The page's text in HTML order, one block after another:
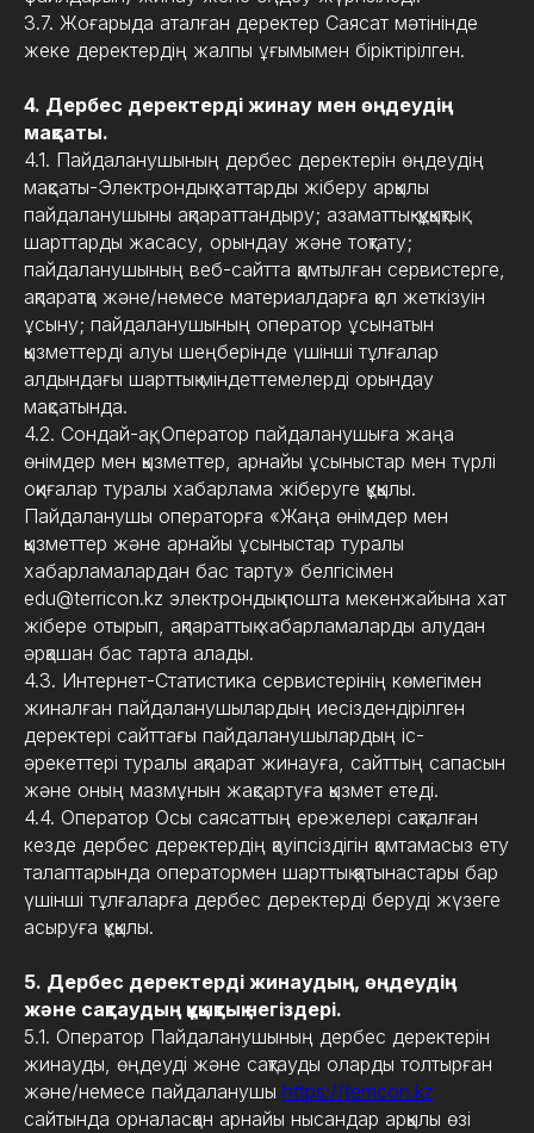
3.7. Жоғарыда аталған деректер Саясат мәтінінде
жеке деректердің жалпы ұғымымен біріктірілген.
4. Дербес деректерді жинау мен өңдеудің
мақсаты.
4.1. Пайдаланушының дербес деректерін өңдеудің
мақсаты-Электрондық хаттарды жіберу арқылы
пайдаланушыны ақпараттандыру; азаматтық-құқықтық
шарттарды жасасу, орындау және тоқтату;
пайдаланушының веб-сайтта қамтылған сервистерге,
ақпаратқа және/немесе материалдарға қол жеткізуін
ұсыну; пайдаланушының оператор ұсынатын
қызметтерді алуы шеңберінде үшінші тұлғалар
алдындағы шарттық міндеттемелерді орындау
мақсатында.
4.2. Сондай-ақ, Оператор пайдаланушыға жаңа
өнімдер мен қызметтер, арнайы ұсыныстар мен түрлі
оқиғалар туралы хабарлама жіберуге құқылы.
Пайдаланушы операторға «Жаңа өнімдер мен
қызметтер және арнайы ұсыныстар туралы
хабарламалардан бас тарту» белгісімен
edu@terricon.kz электрондық пошта мекенжайына хат
жібере отырып, ақпараттық хабарламаларды алудан
әрқашан бас тарта алады.
4.3. Интернет-Статистика сервистерінің көмегімен
жиналған пайдаланушылардың иесіздендірілген
деректері сайттағы пайдаланушылардың іс-
әрекеттері туралы ақпарат жинауға, сайттың сапасын
және оның мазмұнын жақсартуға қызмет етеді.
4.4. Оператор Осы саясаттың ережелері сақталған
кезде дербес деректердің қауіпсіздігін қамтамасыз ету
талаптарында оператормен шарттық қатынастары бар
үшінші тұлғаларға дербес деректерді беруді жүзеге
асыруға құқылы.
5. Дербес деректерді жинаудың, өңдеудің
және сақтаудың құқықтық негіздері.
5.1. Оператор Пайдаланушының дербес деректерін
жинауды, өңдеуді және сақтауды оларды толтырған
және/немесе пайдаланушы https://terricon.kz
сайтында орналасқан арнайы нысандар арқылы өзі